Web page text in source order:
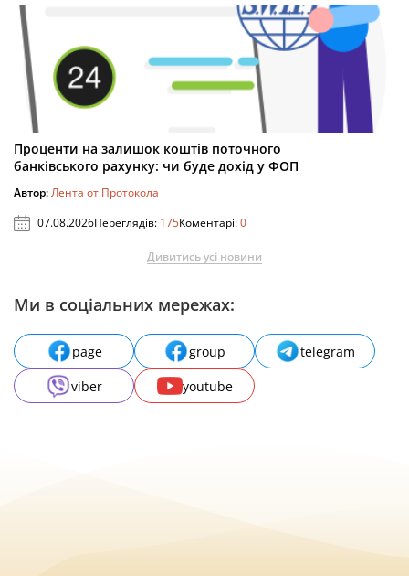
Проценти на залишок коштів поточного
банківського рахунку: чи буде дохід у ФОП
Автор:Лента от Протокола
07.08.2026Переглядів: 175Коментарі:0
Дивитись усі новини
Ми в соціальних мережах:
page group
telegram
viber
youtube